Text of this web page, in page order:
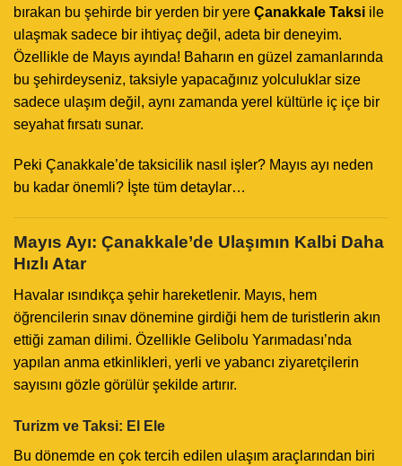
bırakan bu şehirde bir yerden bir yere Çanakkale Taksi ile
ulaşmak sadece bir ihtiyaç değil, adeta bir deneyim.
Özellikle de Mayıs ayında! Baharın en güzel zamanlarında
bu şehirdeyseniz, taksiyle yapacağınız yolculuklar size
sadece ulaşım değil, aynı zamanda yerel kültürle iç içe bir
seyahat fırsatı sunar.
Peki Çanakkale’de taksicilik nasıl işler? Mayıs ayı neden
bu kadar önemli? İşte tüm detaylar…
Mayıs Ayı: Çanakkale’de Ulaşımın Kalbi Daha
Hızlı Atar
Havalar ısındıkça şehir hareketlenir. Mayıs, hem
öğrencilerin sınav dönemine girdiği hem de turistlerin akın
ettiği zaman dilimi. Özellikle Gelibolu Yarımadası’nda
yapılan anma etkinlikleri, yerli ve yabancı ziyaretçilerin
sayısını gözle görülür şekilde artırır.
Turizm ve Taksi: El Ele
Bu dönemde en çok tercih edilen ulaşım araçlarından biri